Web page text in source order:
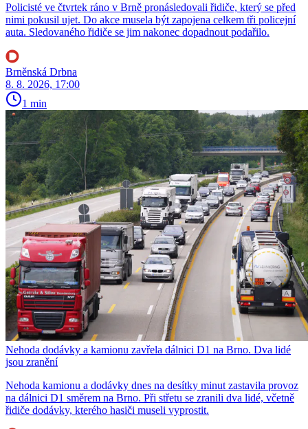
Policisté ve čtvrtek ráno v Brně pronásledovali řidiče, který se před
nimi pokusil ujet. Do akce musela být zapojena celkem tři policejní
auta. Sledovaného řidiče se jim nakonec dopadnout podařilo.
Brněnská Drbna
8. 8. 2026, 17:00
1 min
Nehoda dodávky a kamionu zavřela dálnici D1 na Brno. Dva lidé
jsou zranění
Nehoda kamionu a dodávky dnes na desítky minut zastavila provoz
na dálnici D1 směrem na Brno. Při střetu se zranili dva lidé, včetně
řidiče dodávky, kterého hasiči museli vyprostit.